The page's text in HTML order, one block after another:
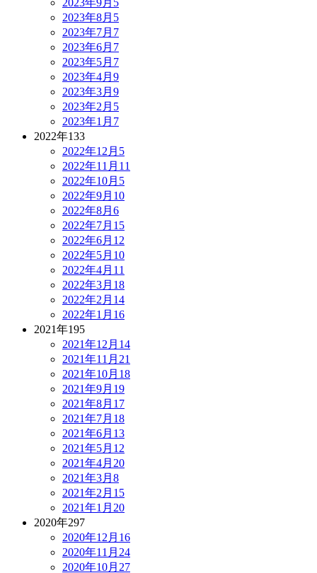
2023年9月 5
2023年8月 5
2023年7月 7
2023年6月 7
2023年5月 7
2023年4月 9
2023年3月 9
2023年2月 5
2023年1月 7
2022年133
2022年12月 5
2022年11月 11
2022年10月 5
2022年9月 10
2022年8月 6
2022年7月 15
2022年6月 12
2022年5月 10
2022年4月 11
2022年3月 18
2022年2月 14
2022年1月 16
2021年195
2021年12月 14
2021年11月 21
2021年10月 18
2021年9月 19
2021年8月 17
2021年7月 18
2021年6月 13
2021年5月 12
2021年4月 20
2021年3月 8
2021年2月 15
2021年1月 20
2020年297
2020年12月 16
2020年11月 24
2020年10月 27